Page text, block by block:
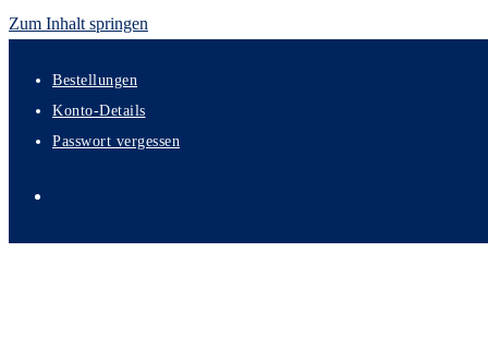
Zum Inhalt springen
Bestellungen
Konto-Details
Passwort vergessen